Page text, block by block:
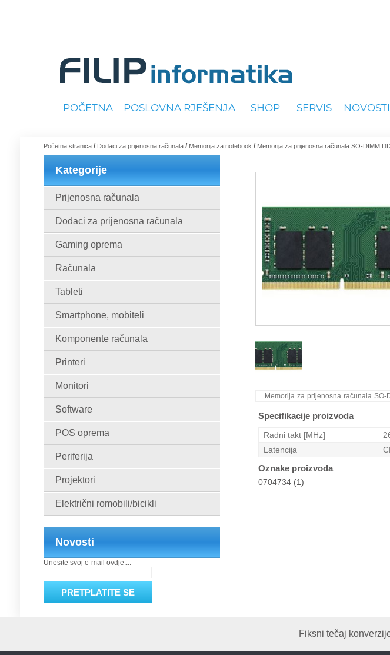
POČETNA POSLOVNA RJEŠENJA SHOP SERVIS NOVOSTI
Početna stranica / Dodaci za prijenosna računala / Memorija za notebook / Memorija za prijenosna računala SO-DIMM
Kategorije
Prijenosna računala
Dodaci za prijenosna računala
Gaming oprema
Računala
Tableti
Smartphone, mobiteli
Komponente računala
Printeri
Monitori
Software
POS oprema
Periferija
Projektori
Električni romobili/bicikli
Novosti
Unesite svoj e-mail ovdje...:
Memorija za prijenosna računala
Specifikacije proizvoda
Radni takt [MHz]
Latencija
Oznake proizvoda
0704734 (1)
Fiksni tečaj